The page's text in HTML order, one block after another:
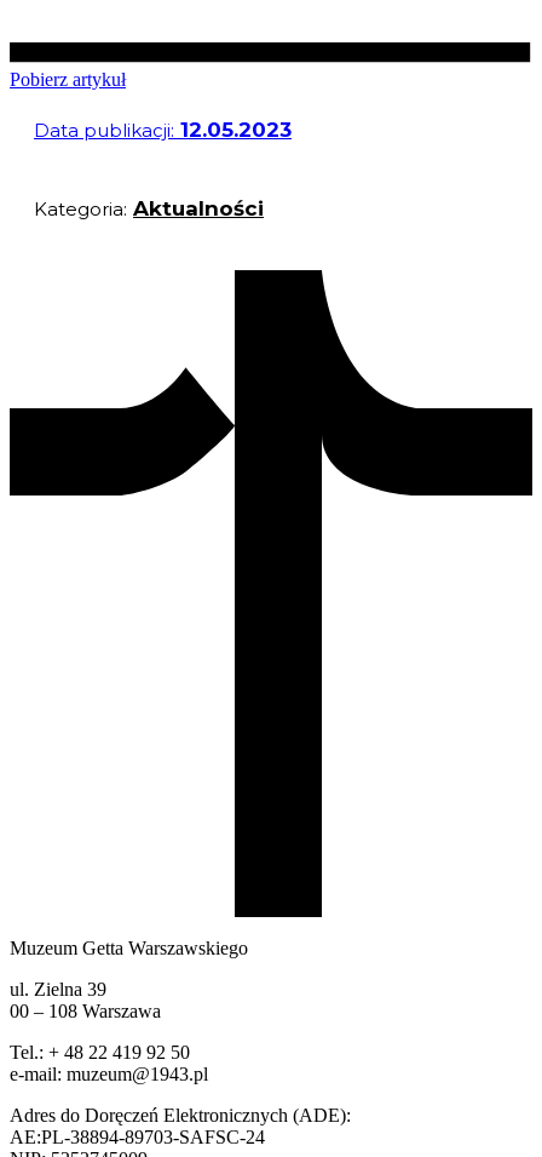
Pobierz artykuł
Data publikacji: 12.05.2023
Kategoria: Aktualności
Muzeum Getta Warszawskiego
ul. Zielna 39
00 – 108 Warszawa
Tel.: + 48 22 419 92 50
e-mail: muzeum@1943.pl
Adres do Doręczeń Elektronicznych (ADE):
AE:PL-38894-89703-SAFSC-24